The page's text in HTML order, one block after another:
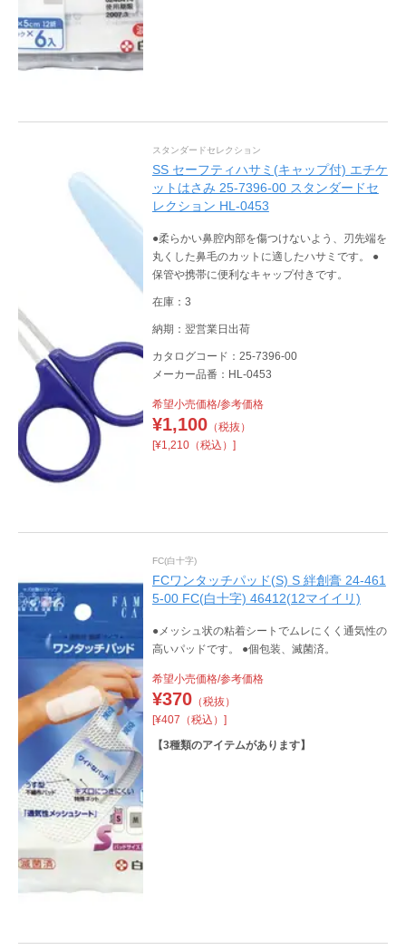
スタンダードセレクション
SS セーフティハサミ(キャップ付) エチケ
ットはさみ 25-7396-00 スタンダードセ
レクション HL-0453
●柔らかい鼻腔内部を傷つけないよう、刃先端を
丸くした鼻毛のカットに適したハサミです。 ●
保管や携帯に便利なキャップ付きです。
在庫：3
納期：翌営業日出荷
カタログコード：25-7396-00
メーカー品番：HL-0453
希望小売価格/参考価格
¥1,100（税抜）
[¥1,210（税込）]
FC(白十字)
FCワンタッチパッド(S) S 絆創膏 24-461
5-00 FC(白十字) 46412(12マイイリ)
●メッシュ状の粘着シートでムレにくく通気性の
高いパッドです。 ●個包装、滅菌済。
希望小売価格/参考価格
¥370（税抜）
[¥407（税込）]
【3種類のアイテムがあります】